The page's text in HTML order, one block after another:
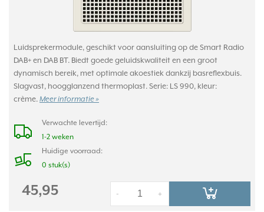
Luidsprekermodule, geschikt voor aansluiting op de Smart Radio
DAB+ en DAB BT. Biedt goede geluidskwaliteit en een groot
dynamisch bereik, met optimale akoestiek dankzij basreflexbuis.
Slagvast, hoogglanzend thermoplast. Serie: LS 990, kleur:
crème. Meer informatie »
Verwachte levertijd:
1-2 weken
Huidige voorraad:
0 stuk(s)
45,95 +
-